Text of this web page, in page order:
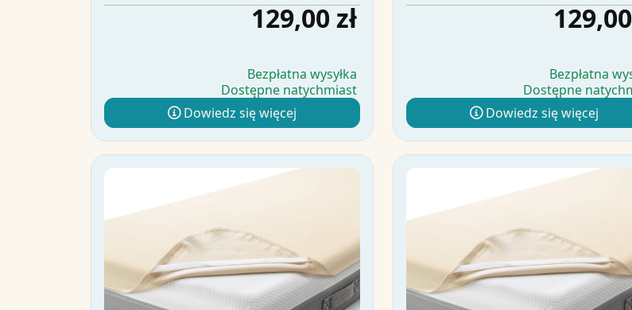
129,00 zł
Bezpłatna wysyłka
Dostępne natychmiast
Dowiedz się więcej
Bezpłatna
Dostępne
Dowiedz się więcej